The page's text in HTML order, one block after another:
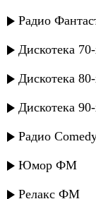
Радио
Дискотека
Дискотека
Дискотека
Радио
Юмор ФМ
Релакс ФМ
Ахмед
Ахмед
Ахмед
Amiros и